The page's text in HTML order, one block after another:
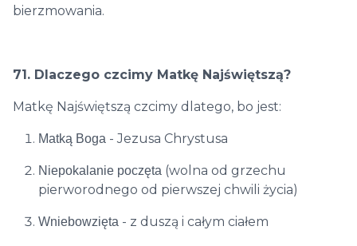
bierzmowania.
71. Dlaczego czcimy Matkę Najświętszą?
Matkę Najświętszą czcimy dlatego, bo jest:
Matką Boga - Jezusa Chrystusa
Niepokalanie poczęta (wolna od grzechu
pierworodnego od pierwszej chwili życia)
Wniebowzięta - z duszą i całym ciałem